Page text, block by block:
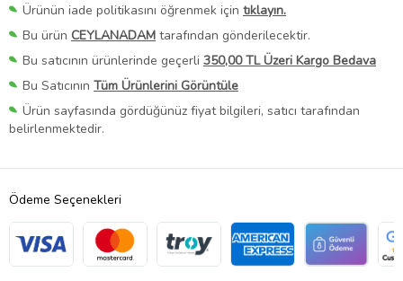
Ürünün iade politikasını öğrenmek için tıklayın.
Bu ürün CEYLANADAM tarafından gönderilecektir.
Bu satıcının ürünlerinde geçerli 350,00 TL Üzeri Kargo Bedava
Bu Satıcının Tüm Ürünlerini Görüntüle
Ürün sayfasında gördüğünüz fiyat bilgileri, satıcı tarafından
belirlenmektedir.
Ödeme Seçenekleri